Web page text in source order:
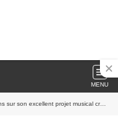
MENU
excellent projet musical créé via IA !